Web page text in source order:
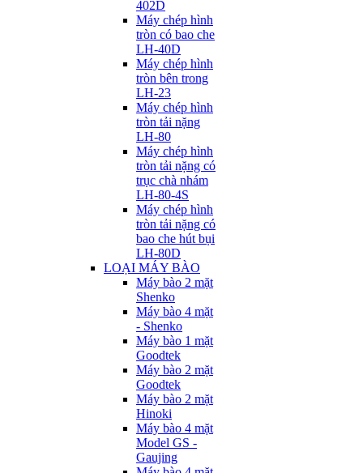
402D
Máy chép hình
tròn có bao che
LH-40D
Máy chép hình
tròn bên trong
LH-23
Máy chép hình
tròn tải nặng
LH-80
Máy chép hình
tròn tải nặng có
trục chà nhám
LH-80-4S
Máy chép hình
tròn tải nặng có
bao che hút bụi
LH-80D
LOẠI MÁY BÀO
Máy bào 2 mặt
Shenko
Máy bào 4 mặt
- Shenko
Máy bào 1 mặt
Goodtek
Máy bào 2 mặt
Goodtek
Máy bào 2 mặt
Hinoki
Máy bào 4 mặt
Model GS -
Gaujing